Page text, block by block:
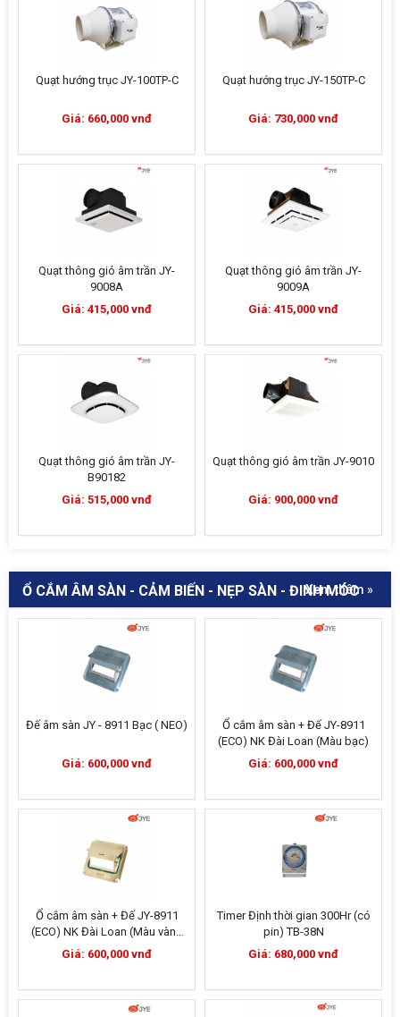
Quạt hướng trục JY-100TP-C
Giá: 660,000 vnđ
Quạt hướng trục JY-150TP-C
Giá: 730,000 vnđ
Quạt thông gió âm trần JY-
9008A
Giá: 415,000 vnđ
Quạt thông gió âm trần JY-
9009A
Giá: 415,000 vnđ
Quạt thông gió âm trần JY-
B90182
Giá: 515,000 vnđ
Quạt thông gió âm trần JY-9010
Giá: 900,000 vnđ
Ổ CẮM ÂM SÀN - CẢM BIẾN - NẸP SÀN - ĐINH MÓC
Xem thêm »
Đế âm sàn JY - 8911 Bạc ( NEO)
Giá: 600,000 vnđ
Ổ cắm âm sàn + Đế JY-8911
(ECO) NK Đài Loan (Màu bạc)
Giá: 600,000 vnđ
Ổ cắm âm sàn + Đế JY-8911
(ECO) NK Đài Loan (Màu vàng
kim)
Giá: 600,000 vnđ
Timer Định thời gian 300Hr (có
pin) TB-38N
Giá: 680,000 vnđ